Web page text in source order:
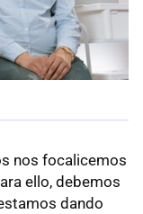
nos focalicemos
ello, debemos
dando